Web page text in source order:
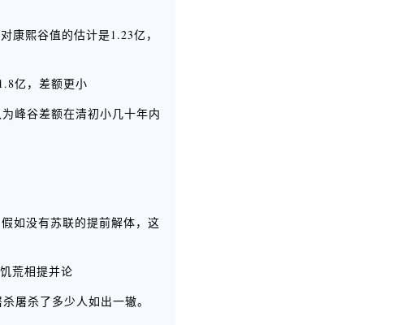
康熙谷值的估计是1.23亿，
亿，差额更小
峰谷差额在清初小几十年内
如没有苏联的提前解体，这
荒相提并论
屠杀了多少人如出一辙。